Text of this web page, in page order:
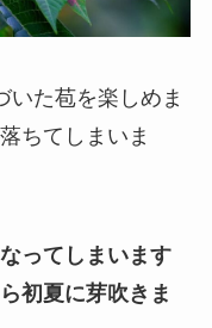
いた苞を楽しめま
ちてしまいま
ってしまいます
初夏に芽吹きま